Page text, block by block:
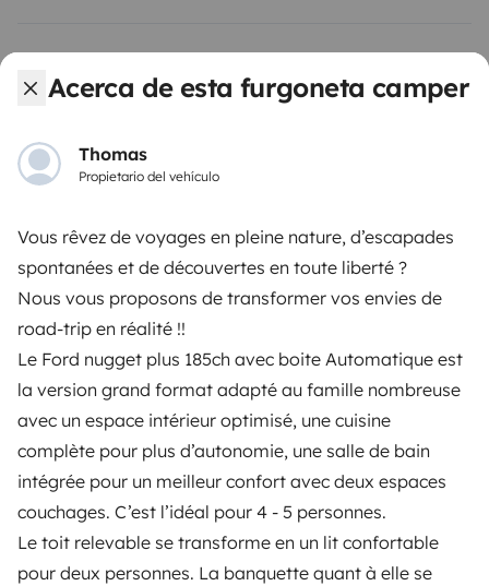
Acerca de esta furgoneta camper
Thomas
Propietario del vehículo
Vous rêvez de voyages en pleine nature, d’escapades
spontanées et de découvertes en toute liberté ?
Nous vous proposons de transformer vos envies de
road-trip en réalité !!
Le Ford nugget plus 185ch avec boite Automatique est
la version grand format adapté au famille nombreuse
avec un espace intérieur optimisé, une cuisine
complète pour plus d’autonomie, une salle de bain
intégrée pour un meilleur confort avec deux espaces
couchages. C’est l’idéal pour 4 - 5 personnes.
Le toit relevable se transforme en un lit confortable
pour deux personnes. La banquette quant à elle se
Vehículos similares cerca de Pourchères
No hay vehículos similares a este anuncio.
A partir de
Yescapa es una plataforma que facilita y asegura el
alquiler de autocaravanas y furgonetas campers entre
particulares. La plataforma tiene el papel de
intermediario de confianza y propone una solución